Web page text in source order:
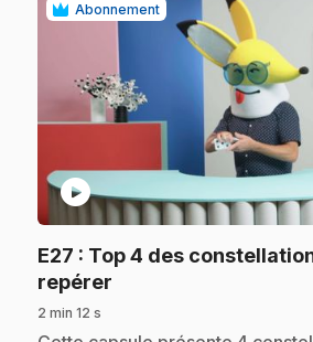
Abonnement
play_circle
E27 : Top 4 des
repérer
2 min 12 s